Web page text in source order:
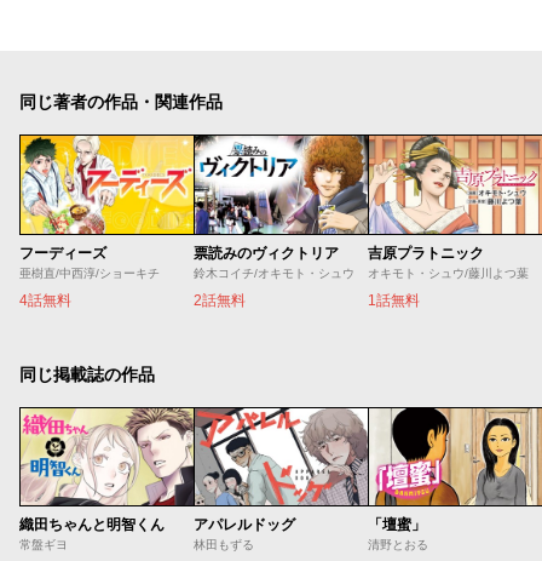
同じ著者の作品・関連作品
フーディーズ
亜樹直/中西淳/ショーキチ
4話無料
票読みのヴィクトリア
鈴木コイチ/オキモト・シュウ
2話無料
吉原プラトニック
オキモト・シュウ/藤川よつ葉
1話無料
同じ掲載誌の作品
織田ちゃんと明智くん
常盤ギヨ
アパレルドッグ
林田もずる
「壇蜜」
清野とおる